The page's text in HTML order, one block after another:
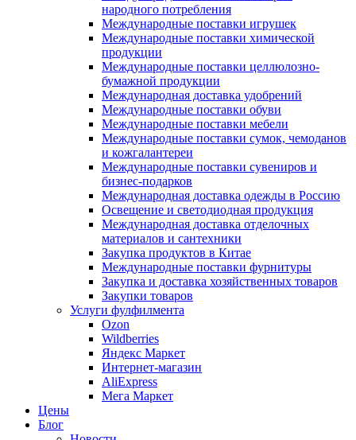
народного потребления
Международные поставки игрушек
Международные поставки химической
продукции
Международные поставки целлюлозно-
бумажной продукции
Международная доставка удобрений
Международные поставки обуви
Международные поставки мебели
Международные поставки сумок, чемоданов
и кожгалантереи
Международные поставки сувениров и
бизнес-подарков
Международная доставка одежды в Россию
Освещение и светодиодная продукция
Международная доставка отделочных
материалов и сантехники
Закупка продуктов в Китае
Международные поставки фурнитуры
Закупка и доставка хозяйственных товаров
Закупки товаров
Услуги фулфилмента
Ozon
Wildberries
Яндекс Маркет
Интернет-магазин
AliExpress
Мега Маркет
Цены
Блог